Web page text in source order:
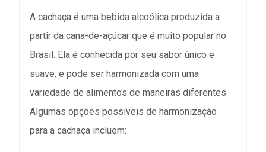
A cachaça é uma bebida alcoólica produzida a
partir da cana-de-açúcar que é muito popular no
Brasil. Ela é conhecida por seu sabor único e
suave, e pode ser harmonizada com uma
variedade de alimentos de maneiras diferentes.
Algumas opções possíveis de harmonização
para a cachaça incluem: